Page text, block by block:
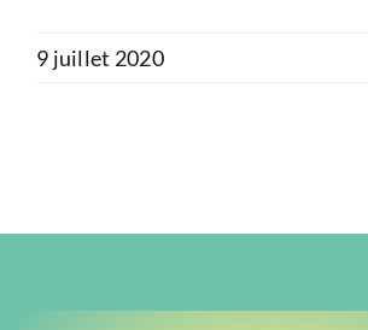
9 juillet 2020